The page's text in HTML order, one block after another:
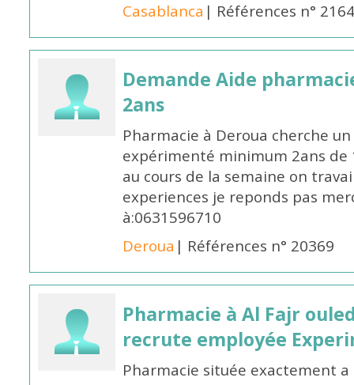
Casablanca | Références n°
Demande Aide
2ans
Pharmacie à Deroua cherche
expérimenté minimum 2ans
au cours de la semaine on
experiences je reponds pas
à:0631596710
Deroua | Références n° 20369
Pharmacie à Al Fajr
recrute employée
Pharmacie située exactement